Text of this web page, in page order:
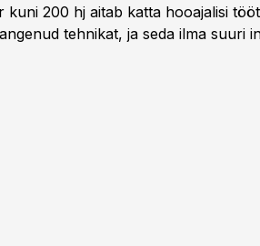
200 hj aitab katta hooajalisi
tehnikat, ja seda ilma suuri